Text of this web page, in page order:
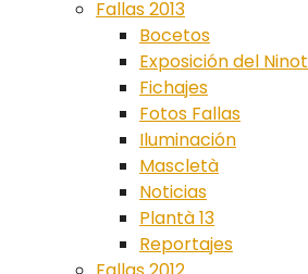
Fallas 2013
Bocetos
Exposición del Ninot
Fichajes
Fotos Fallas
Iluminación
Mascletà
Noticias
Plantà 13
Reportajes